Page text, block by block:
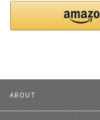
ABOUT